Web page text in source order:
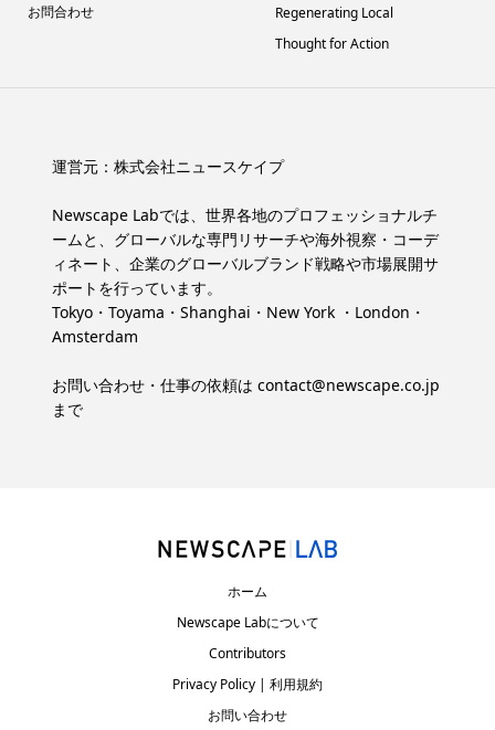
お問合わせ
Regenerating Local
Thought for Action
運営元： 株式会社ニュースケイプ
Newscape Labでは、世界各地のプロフェッショナルチ
ームと、グローバルな専門リサーチや海外視察・コーデ
ィネート、企業のグローバルブランド戦略や市場展開サ
ポートを行っています。
Tokyo・Toyama・Shanghai・New York ・London・
Amsterdam
お問い合わせ・仕事の依頼は contact@newscape.co.jp
まで
ホーム
Newscape Labについて
Contributors
Privacy Policy | 利用規約
お問い合わせ